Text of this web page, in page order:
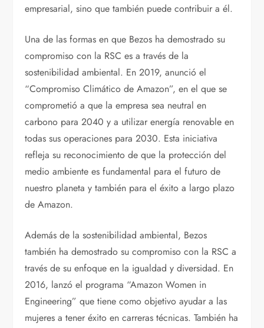
empresarial, sino que también puede contribuir a él.
Una de las formas en que Bezos ha demostrado su
compromiso con la RSC es a través de la
sostenibilidad ambiental. En 2019, anunció el
“Compromiso Climático de Amazon”, en el que se
comprometió a que la empresa sea neutral en
carbono para 2040 y a utilizar energía renovable en
todas sus operaciones para 2030. Esta iniciativa
refleja su reconocimiento de que la protección del
medio ambiente es fundamental para el futuro de
nuestro planeta y también para el éxito a largo plazo
de Amazon.
Además de la sostenibilidad ambiental, Bezos
también ha demostrado su compromiso con la RSC a
través de su enfoque en la igualdad y diversidad. En
2016, lanzó el programa “Amazon Women in
Engineering” que tiene como objetivo ayudar a las
mujeres a tener éxito en carreras técnicas. También ha